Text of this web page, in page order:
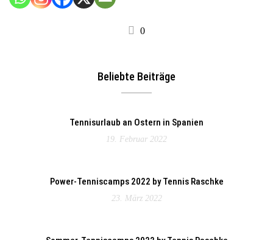
0
Beliebte Beiträge
Tennisurlaub an Ostern in Spanien
19. Februar 2022
Power-Tenniscamps 2022 by Tennis Raschke
23. März 2022